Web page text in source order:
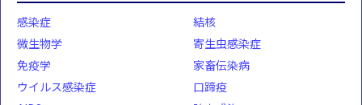
感染症
微生物学
免疫学
ウイルス感染症
結核
寄生虫感染症
家畜伝染病
口蹄疫